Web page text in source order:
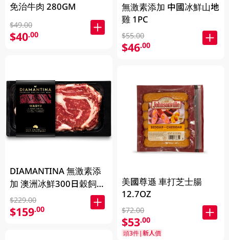
免治牛肉 280GM
$49.00
$40.00
DIAMANTINA 無激素添
加 澳洲冰鮮300日穀飼和
牛肉眼扒SB4+ 200克
$229.00
$159.00
無激素添加 中國冰鮮山地
雞 1PC
$55.00
$46.00
美國尊遜 車打芝士腸
12.7OZ
$72.00
$53.00
頭3件|新人價